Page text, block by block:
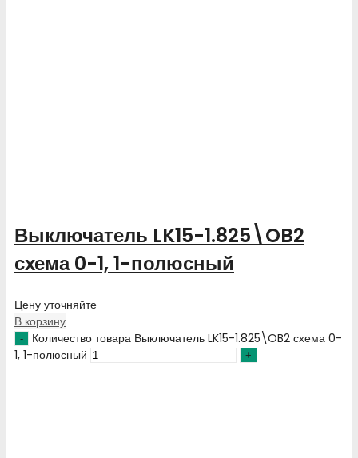
Выключатель LK15-1.825\OB2
схема 0-1, 1-полюсный
Цену уточняйте
В корзину
Количество товара Выключатель LK15-1.825\OB2 схема 0-
1, 1-полюсный